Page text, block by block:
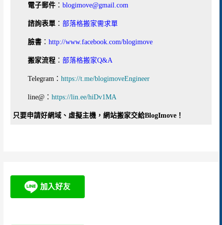
電子郵件 ：blogimove@gmail.com
諮詢表單 ：部落格搬家需求單
臉書 ：http://www.facebook.com/blogimove
搬家流程 ：部落格搬家Q&A
Telegram：https://t.me/blogimoveEngineer
line@：https://lin.ee/hiDv1MA
只要申請好網域、虛擬主機，網站搬家交給BlogImove！